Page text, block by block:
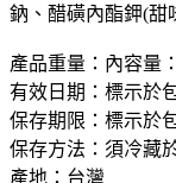
鈉、醋磺內酯鉀(甜
產品重量：內容量
有效日期：標示於
保存期限：標示於
保存方法：須冷藏
產地：台灣